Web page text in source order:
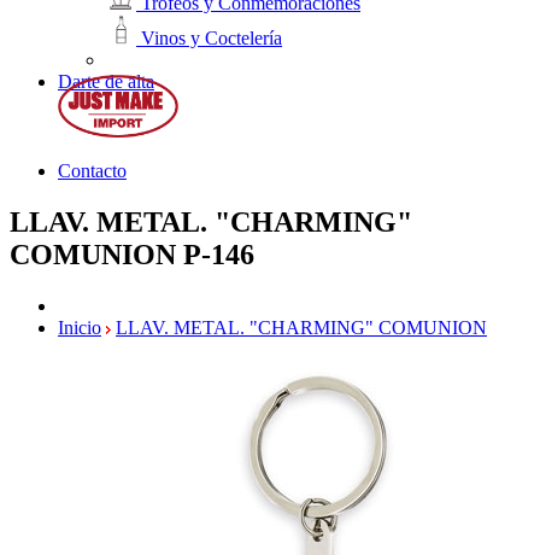
Vinos y Coctelería
Darte de alta
Contacto
LLAV. METAL. "CHARMING"
COMUNION P-146
Inicio LLAV. METAL. "CHARMING" COMUNION